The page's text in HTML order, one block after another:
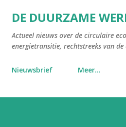
Doorgaan naar
DE DUURZAME
Actueel nieuws over de circulaire
energietransitie, rechtstreeks van de
Nieuwsbrief Meer…